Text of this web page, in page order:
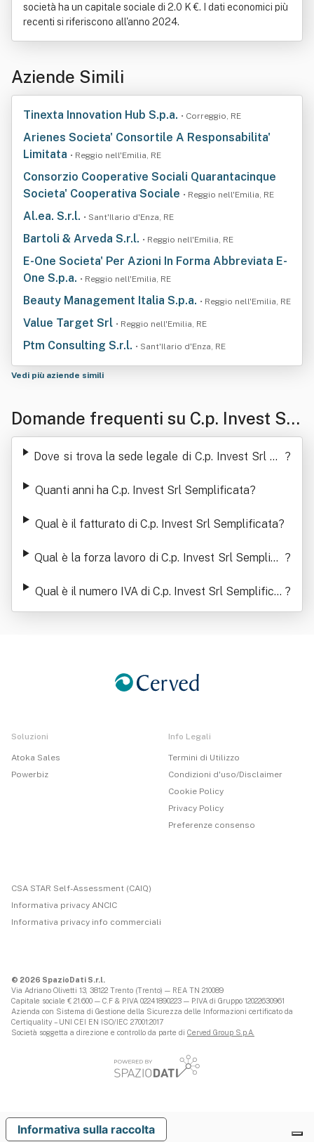
società ha un capitale sociale di 2.0 K €. I dati economici più
recenti si riferiscono all'anno 2024.
Aziende Simili
Tinexta Innovation Hub S.p.a. • Correggio, RE
Arienes Societa' Consortile A Responsabilita'
Limitata • Reggio nell'Emilia, RE
Consorzio Cooperative Sociali Quarantacinque
Societa' Cooperativa Sociale • Reggio nell'Emilia, RE
Al.ea. S.r.l. • Sant'Ilario d'Enza, RE
Bartoli & Arveda S.r.l. • Reggio nell'Emilia, RE
E-One Societa' Per Azioni In Forma Abbreviata E-
One S.p.a. • Reggio nell'Emilia, RE
Beauty Management Italia S.p.a. • Reggio nell'Emilia, RE
Value Target Srl • Reggio nell'Emilia, RE
Ptm Consulting S.r.l. • Sant'Ilario d'Enza, RE
Vedi più aziende simili
Domande frequenti su C.p. Invest Srl
Semplificata
Dove si trova la sede legale di C.p. Invest Srl Se ?
Quanti anni ha C.p. Invest Srl Semplificata?
Qual è il fatturato di C.p. Invest Srl Semplificata?
Qual è la forza lavoro di C.p. Invest Srl Semplific ?
Qual è il numero IVA di C.p. Invest Srl Semplificat
a
?
Soluzioni
Atoka Sales
Powerbiz
Info Legali
Termini di Utilizzo
Condizioni d'uso/Disclaimer
Cookie Policy
Privacy Policy
Preferenze consenso
CSA STAR Self-Assessment (CAIQ)
Informativa privacy ANCIC
Informativa privacy info commerciali
© 2026 SpazioDati S.r.l.
Via Adriano Olivetti 13, 38122 Trento (Trento) — REA TN 210089
Capitale sociale € 21.600 — C.F & P.IVA 02241890223 — P.IVA di Gruppo 12022630961
Azienda con Sistema di Gestione della Sicurezza delle Informazioni certificato da
Certiquality – UNI CEI EN ISO/IEC 27001:2017
Società soggetta a direzione e controllo da parte di Cerved Group S.p.A.
Informativa sulla raccolta